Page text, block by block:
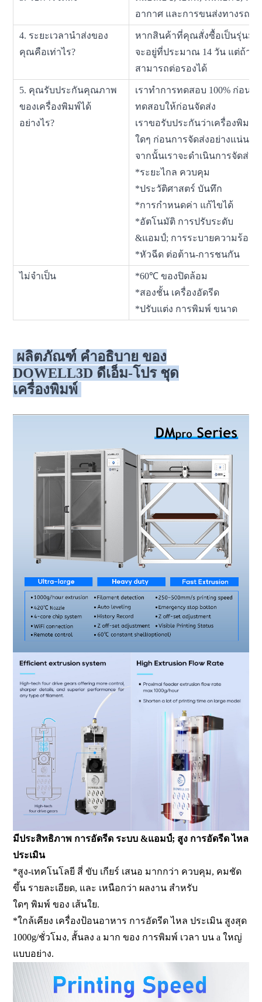
อากาศ และการขนส่งทางรถไฟ
4. ระยะเวลานำส่งของ
คุณคือเท่าไร?
หากสินค้าที่คุณสั่งซื้อเป็นรุ่นมาต
จะอยู่ที่ประมาณ 14 วัน แต่ถ้าเ
สามารถต่อรองได้
5. คุณรับประกันคุณภาพ
ของเครื่องพิมพ์ได้
อย่างไร?
เราทำการทดสอบ 100% ก่อน
ทดสอบให้ก่อนจัดส่ง
เราขอรับประกันว่าเครื่องพิม
ใดๆ ก่อนการจัดส่งอย่างแน่นอ
จากนั้นเราจะดำเนินการจัดส่ง
*ระยะไกล ควบคุม *ม
*ประวัติศาสตร์ บันทึก
*การกำหนดค่า แก้ไขได้ *ภ
*อัตโนมัติ การปรับระดั
&แอมป์; การระบายความร้อน
*หัวฉีด ต่อต้าน-การชนกัน *
ไม่จำเป็น
*60℃ ของปิดล้อม
*สองชั้น เครื่องอัดรีด
*ปรับแต่ง การพิมพ์ ขนาด
ผลิตภัณฑ์ คำอธิบาย ของ
DOWELL3D ดีเอ็ม-โปร ชุด
เครื่องพิมพ์
มีประสิทธิภาพ การอัดรีด ระบบ &แอมป์; สูง การอัดรีด ไหล
ประเมิน
*สูง-เทคโนโลยี สี่ ขับ เกียร์ เสนอ มากกว่า ควบคุม, คมชัด
ขึ้น รายละเอียด, และ เหนือกว่า ผลงาน สำหรับ
ใดๆ พิมพ์ ของ เส้นใย.
*ใกล้เคียง เครื่องป้อนอาหาร การอัดรีด ไหล ประเมิน สูงสุด
1000g/ชั่วโมง, สั้นลง a มาก ของ การพิมพ์ เวลา บน a ใหญ่
แบบอย่าง.